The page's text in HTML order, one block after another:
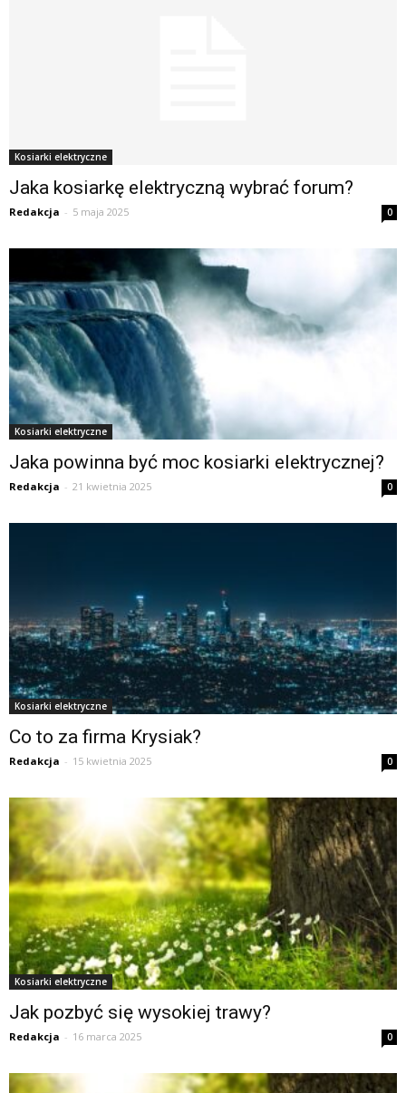
Kosiarki elektryczne
Jaka kosiarkę elektryczną wybrać forum?
Redakcja - 5 maja 2025 0
Kosiarki elektryczne
Jaka powinna być moc kosiarki elektrycznej?
Redakcja - 21 kwietnia 2025 0
Kosiarki elektryczne
Co to za firma Krysiak?
Redakcja - 15 kwietnia 2025 0
Kosiarki elektryczne
Jak pozbyć się wysokiej trawy?
Redakcja - 16 marca 2025 0